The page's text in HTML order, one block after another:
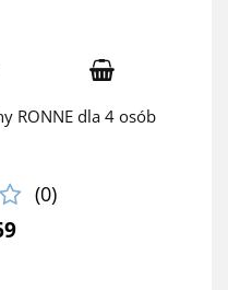
RONNE dla 4 osób
(0)